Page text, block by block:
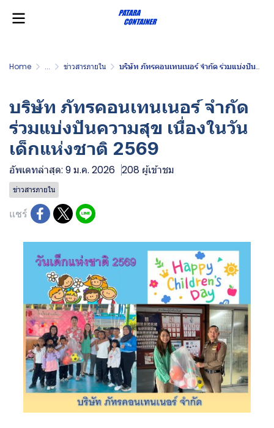
Home ... ข่าวสารภายใน บริษัท ภัทรคอนเทนเนอร์ จำกัด ร่วมแบ่งปันความสุข เนื่องในวันเด็กแห่งชาติ 2569
บริษัท ภัทรคอนเทนเนอร์ จำกัด
ร่วมแบ่งปันความสุข เนื่องในวัน
เด็กแห่งชาติ 2569
อัพเดทล่าสุด: 9 ม.ค. 2026 208 ผู้เข้าชม
ข่าวสารภายใน
แชร์